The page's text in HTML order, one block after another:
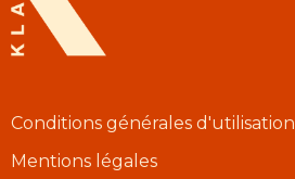
Conditions générales d'utilisation
Mentions légales